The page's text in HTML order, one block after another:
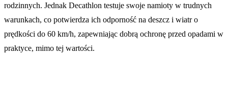
rodzinnych. Jednak Decathlon testuje swoje namioty w trudnych
warunkach, co potwierdza ich odporność na deszcz i wiatr o
prędkości do 60 km/h, zapewniając dobrą ochronę przed opadami w
praktyce, mimo tej wartości​.